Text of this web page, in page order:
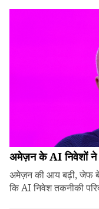
अमेज़न के AI निवेशों ने
अमेज़न की आय बढ़ी, जेफ
कि AI निवेश तकनीकी